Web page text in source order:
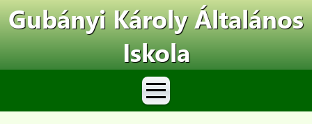
Gubányi Károly Általános
Iskola